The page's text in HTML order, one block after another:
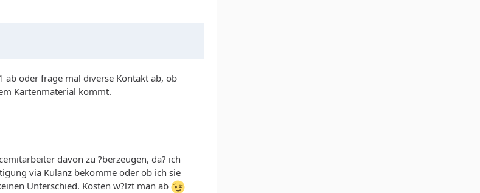
ab oder frage mal diverse Kontakt ab, ob
Kartenmaterial kommt.
davon zu ?berzeugen, da? ich
via Kulanz bekomme oder ob ich sie
Unterschied. Kosten w?lzt man ab